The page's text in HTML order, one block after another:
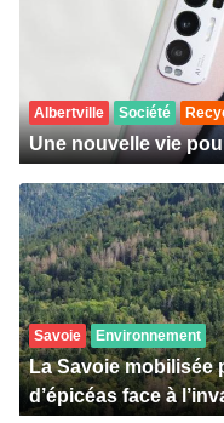
Albertville Société
Une nouvelle vie
Savoie Environnement
La Savoie mobilisée
d’épicéas face à